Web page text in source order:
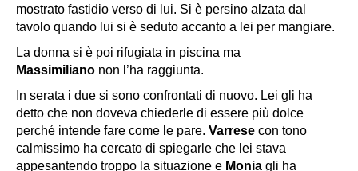
mostrato fastidio verso di lui. Si è persino alzata dal
tavolo quando lui si è seduto accanto a lei per mangiare.
La donna si è poi rifugiata in piscina ma
Massimiliano non l’ha raggiunta.
In serata i due si sono confrontati di nuovo. Lei gli ha
detto che non doveva chiederle di essere più dolce
perché intende fare come le pare. Varrese con tono
calmissimo ha cercato di spiegarle che lei stava
appesantendo troppo la situazione e Monia gli ha